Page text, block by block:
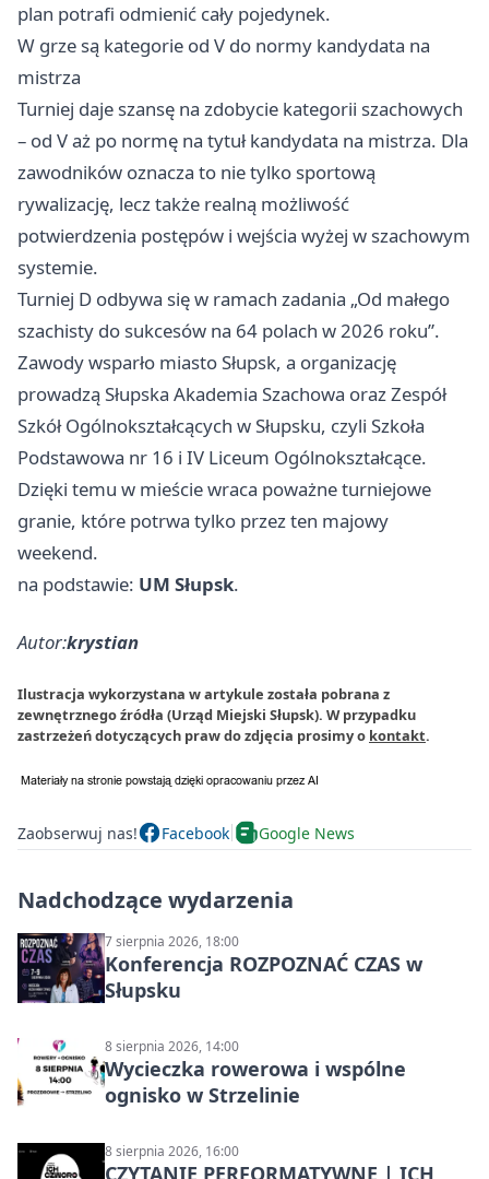
plan potrafi odmienić cały pojedynek.
W grze są kategorie od V do normy kandydata na
mistrza
Turniej daje szansę na zdobycie kategorii szachowych
– od V aż po normę na tytuł kandydata na mistrza. Dla
zawodników oznacza to nie tylko sportową
rywalizację, lecz także realną możliwość
potwierdzenia postępów i wejścia wyżej w szachowym
systemie.
Turniej D odbywa się w ramach zadania „Od małego
szachisty do sukcesów na 64 polach w 2026 roku”.
Zawody wsparło miasto Słupsk, a organizację
prowadzą Słupska Akademia Szachowa oraz Zespół
Szkół Ogólnokształcących w Słupsku, czyli Szkoła
Podstawowa nr 16 i IV Liceum Ogólnokształcące.
Dzięki temu w mieście wraca poważne turniejowe
granie, które potrwa tylko przez ten majowy
weekend.
na podstawie: UM Słupsk.
Autor:krystian
Ilustracja wykorzystana w artykule została pobrana z
zewnętrznego źródła (Urząd Miejski Słupsk). W przypadku
zastrzeżeń dotyczących praw do zdjęcia prosimy o kontakt.
Zaobserwuj nas! Facebook Google News
Nadchodzące wydarzenia
7 sierpnia 2026, 18:00
Konferencja ROZPOZNAĆ CZAS w
Słupsku
8 sierpnia 2026, 14:00
Wycieczka rowerowa i wspólne
ognisko w Strzelinie
8 sierpnia 2026, 16:00
CZYTANIE PERFORMATYWNE | ICH